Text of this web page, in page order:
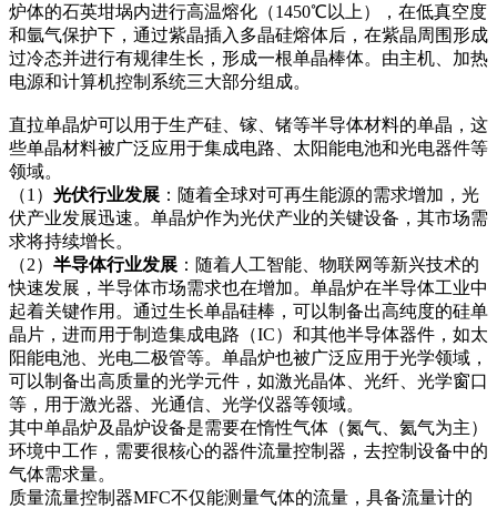
炉体的石英坩埚内进行高温熔化（1450℃以上），在低真空度
和氩气保护下，通过紫晶插入多晶硅熔体后，在紫晶周围形成
过冷态并进行有规律生长，形成一根单晶棒体。由主机、加热
电源和计算机控制系统三大部分组成。
直拉单晶炉可以用于生产硅、镓、锗等半导体材料的单晶，这
些单晶材料被广泛应用于集成电路、太阳能电池和光电器件等
领域。
（1） 光伏行业发展 ：随着全球对可再生能源的需求增加，光
伏产业发展迅速。单晶炉作为光伏产业的关键设备，其市场需
求将持续增长。
（2） 半导体行业发展 ：随着人工智能、物联网等新兴技术的
快速发展，半导体市场需求也在增加。单晶炉在半导体工业中
起着关键作用。通过生长单晶硅棒，可以制备出高纯度的硅单
晶片，进而用于制造集成电路（IC）和其他半导体器件，如太
阳能电池、光电二极管等。单晶炉也被广泛应用于光学领域，
可以制备出高质量的光学元件，如激光晶体、光纤、光学窗口
等，用于激光器、光通信、光学仪器等领域。
其中单晶炉及晶炉设备是需要在惰性气体（氮气、氦气为主）
环境中工作，需要很核心的器件流量控制器，去控制设备中的
气体需求量。
质量流量控制器MFC不仅能测量气体的流量，具备流量计的